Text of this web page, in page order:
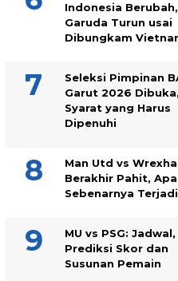
Indonesia Berubah,
Garuda Turun usai
Dibungkam
Seleksi Pimpinan
Garut 2026
Syarat yang Harus
Dipenuhi
Man Utd vs
Berakhir Pahit,
Sebenarnya
MU vs PSG: Jadwal,
Prediksi Skor dan
Susunan Pemain